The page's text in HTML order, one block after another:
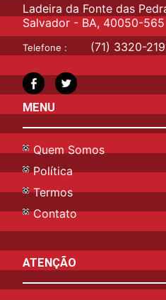
Ladeira da Fonte das
Salvador - BA, 40050-565
Telefone : (71) 3320-
MENU
Quem Somos
Política
Termos
Contato
ATENÇÃO